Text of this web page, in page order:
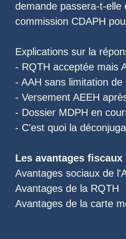
demande passera-t-elle
commission CDAPH
Explications sur la
- RQTH acceptée mais
- AAH sans limitation de
- Versement AEEH
- Dossier MDPH en
- C'est quoi la
Les avantages fiscaux
Avantages sociaux de
Avantages de la RQTH
Avantages de la carte